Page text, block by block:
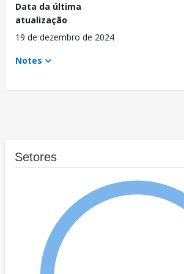
Data da última
atualização
19 de dezembro de 2024
Notes
Setores